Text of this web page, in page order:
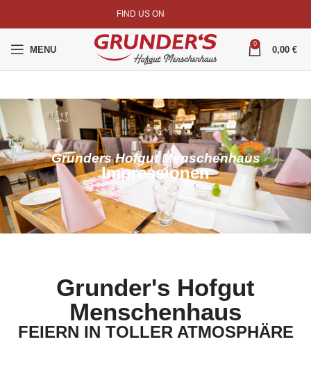
FIND US ON
MENU
0
0,00 €
Grunders Hofgut Menschenhaus
Impressionen
Grunder's Hofgut
Menschenhaus
FEIERN IN TOLLER ATMOSPHÄRE